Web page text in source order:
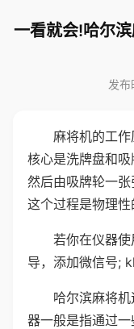
一看就会!哈尔
发
麻将机的工
核心是洗牌盘和吸
然后由吸牌轮一张
这个过程是物理性
若你在仪器
导，添加微信号;
哈尔滨麻将
器一般是指通过